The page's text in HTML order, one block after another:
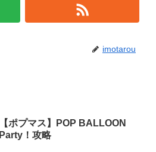
imotarou
【ポプマス】POP BALLOON
Party！攻略